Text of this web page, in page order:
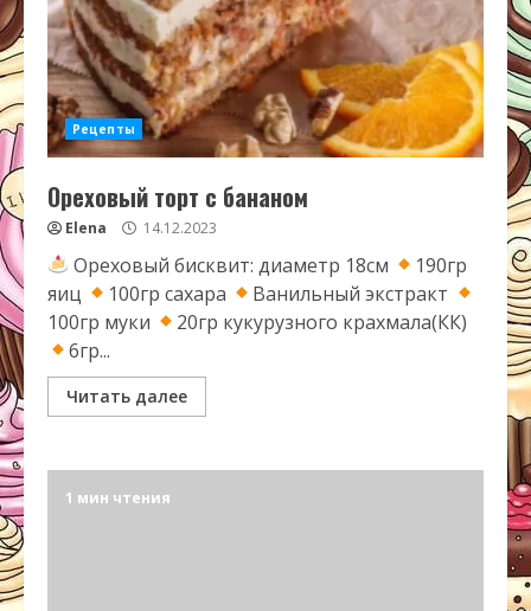
Рецепты
Ореховый торт с бананом
Elena 14.12.2023
Ореховый бисквит: диаметр 18см
190гр
яиц
100гр сахара
Ванильный экстракт
100гр муки
20гр кукурузного крахмала(КК)
6гр...
Читать далее
1 мин чтения